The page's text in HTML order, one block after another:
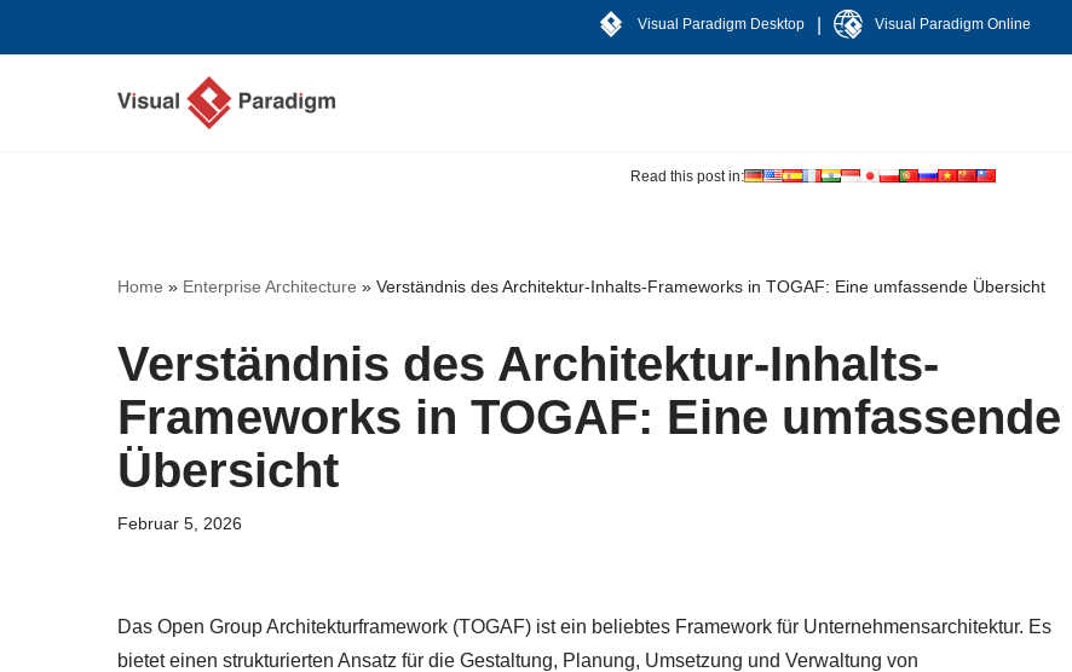
Visual Paradigm Desktop Visual Paradigm Online
Read this post in:
Home » Enterprise Architecture » Verständnis des Architektur-Inhalts-Frameworks in TOGAF: Eine umfassende Übersicht
Verständnis des Architektur-Inhalts-
Frameworks in TOGAF: Eine umfassende
Übersicht
Februar 5, 2026
Das Open Group Architekturframework (TOGAF) ist ein beliebtes Framework für Unternehmensarchitektur. Es
bietet einen strukturierten Ansatz für die Gestaltung, Planung, Umsetzung und Verwaltung von